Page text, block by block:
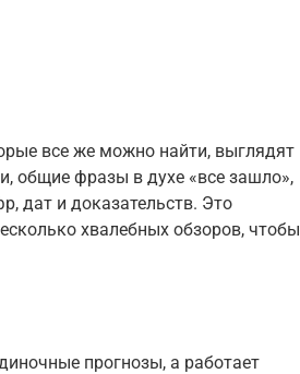
все же можно найти, выглядят
общие фразы в духе «все зашло»,
дат и доказательств. Это
хвалебных обзоров, чтобы
прогнозы, а работает